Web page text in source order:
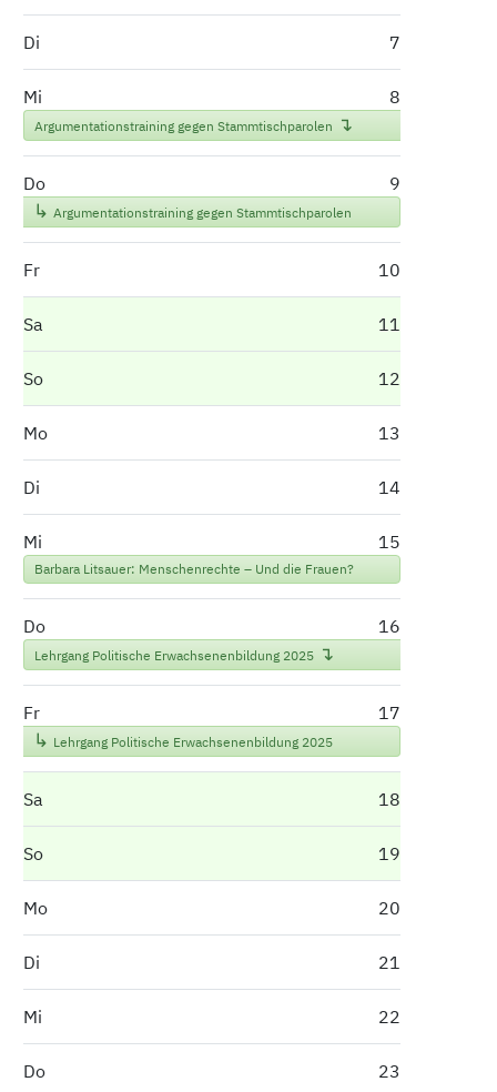
Di 7
Mi 8
Argumentationstraining gegen Stammtischparolen
Do 9
Argumentationstraining gegen Stammtischparolen
Fr 10
Sa 11
So 12
Mo 13
Di 14
Mi 15
Barbara Litsauer: Menschenrechte – Und die Frauen?
Do 16
Lehrgang Politische Erwachsenenbildung 2025
Fr 17
Lehrgang Politische Erwachsenenbildung 2025
Sa 18
So 19
Mo 20
Di 21
Mi 22
Do 23